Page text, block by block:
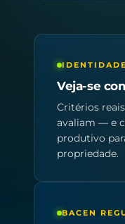
Veja-se
Critérios
avaliam — e
produtivo
propriedade.
BACEN